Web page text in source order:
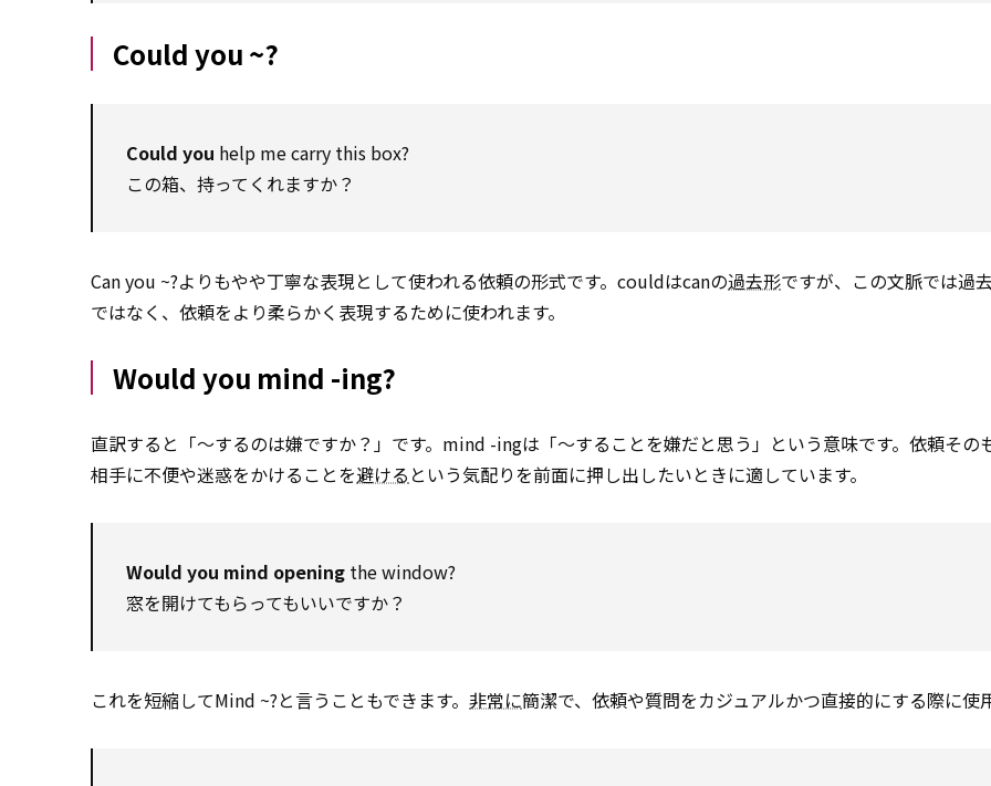
Could you ~?
Could you help me carry this box?
この箱、持ってくれますか？
Can you ~?よりもやや丁寧な表現として使われる依頼の形式です。couldはcanの過去形ですが、この文脈では過
ではなく、依頼をより柔らかく表現するために使われます。
Would you mind -ing?
直訳すると「～するのは嫌ですか？」です。mind -ingは「～することを嫌だと思う」という意味です。依頼その
相手に不便や迷惑をかけることを避ける という気配りを前面に押し出したいときに適しています。
Would you mind opening the window?
窓を開けてもらってもいいですか？
これを短縮してMind ~?と言うこともできます。 非常に簡潔で、依頼や質問をカジュアルかつ直接的にする際に使